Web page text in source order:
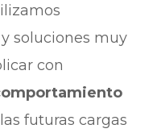
soluciones muy
con
futuras cargas